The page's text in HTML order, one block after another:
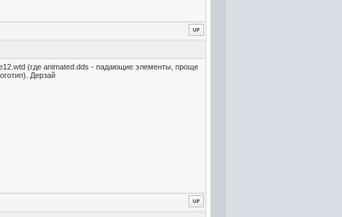
(где animated.dds - падающие элементы, проще
Дерзай